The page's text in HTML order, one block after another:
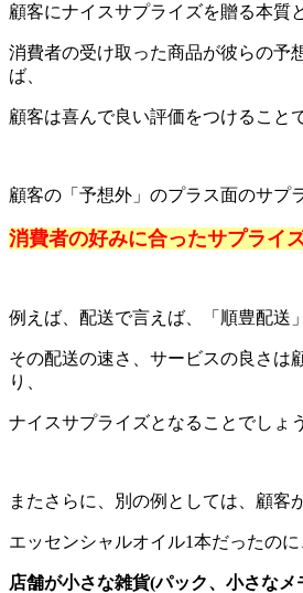
顧客にナイスサプライズを贈る本質
消費者の受け取った商品が彼らの予
ば、
顧客は喜んで良い評価をつけること
顧客の「予想外」のプラス面のサプ
消費者の好みに合ったサプライ
例えば、配送で言えば、「順豊配送
その配送の速さ、サービスの良さは
り、
ナイスサプライズとなることでしょう
またさらに、別の例としては、顧客
エッセンシャルオイル1本だったのに
店舗が小さな雑貨(パック、小さなメ